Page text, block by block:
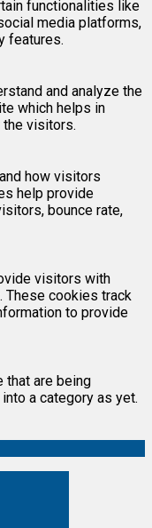
functionalities like
media platforms,
features.
and analyze the
which helps in
visitors.
how visitors
help provide
bounce rate,
visitors with
These cookies track
to provide
that are being
a category as yet.